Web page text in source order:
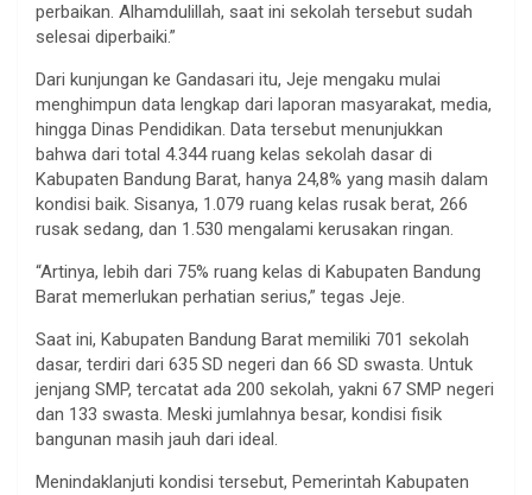
perbaikan. Alhamdulillah, saat ini sekolah tersebut sudah
selesai diperbaiki.”
Dari kunjungan ke Gandasari itu, Jeje mengaku mulai
menghimpun data lengkap dari laporan masyarakat, media,
hingga Dinas Pendidikan. Data tersebut menunjukkan
bahwa dari total 4.344 ruang kelas sekolah dasar di
Kabupaten Bandung Barat, hanya 24,8% yang masih dalam
kondisi baik. Sisanya, 1.079 ruang kelas rusak berat, 266
rusak sedang, dan 1.530 mengalami kerusakan ringan.
“Artinya, lebih dari 75% ruang kelas di Kabupaten Bandung
Barat memerlukan perhatian serius,” tegas Jeje.
Saat ini, Kabupaten Bandung Barat memiliki 701 sekolah
dasar, terdiri dari 635 SD negeri dan 66 SD swasta. Untuk
jenjang SMP, tercatat ada 200 sekolah, yakni 67 SMP negeri
dan 133 swasta. Meski jumlahnya besar, kondisi fisik
bangunan masih jauh dari ideal.
Menindaklanjuti kondisi tersebut, Pemerintah Kabupaten